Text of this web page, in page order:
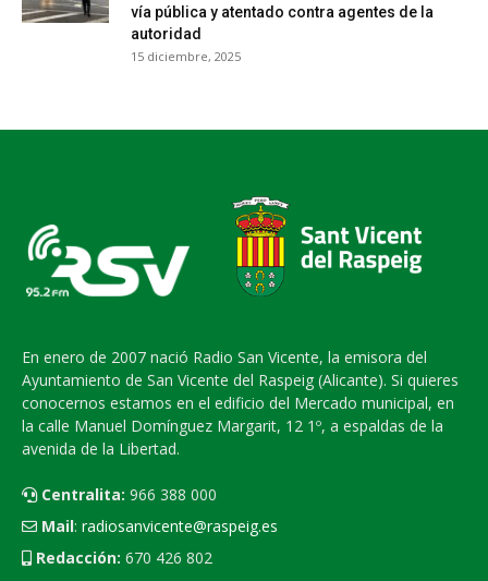
vía pública y atentado contra agentes de la
autoridad
15 diciembre, 2025
En enero de 2007 nació Radio San Vicente, la emisora del
Ayuntamiento de San Vicente del Raspeig (Alicante). Si quieres
conocernos estamos en el edificio del Mercado municipal, en
la calle Manuel Domínguez Margarit, 12 1º, a espaldas de la
avenida de la Libertad.
Centralita: 966 388 000
Mail: radiosanvicente@raspeig.es
Redacción: 670 426 802